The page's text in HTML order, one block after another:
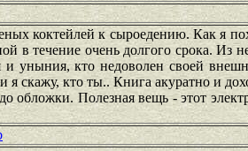
коктейлей к сыроедению. Как я
в течение очень долгого срока. Из
и уныния, кто недоволен своей
скажу, кто ты.. Книга акуратно и
обложки. Полезная вещь - этот